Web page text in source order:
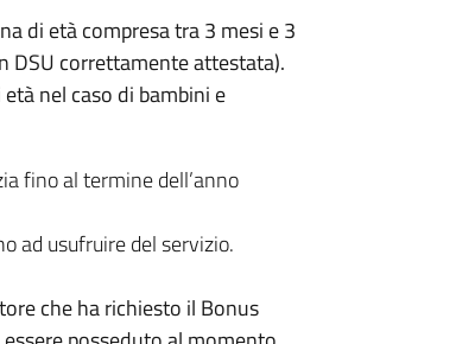
di età compresa tra 3 mesi e 3
DSU correttamente attestata).
nel caso di bambini e
fino al termine dell’anno
ad usufruire del servizio.
che ha richiesto il Bonus